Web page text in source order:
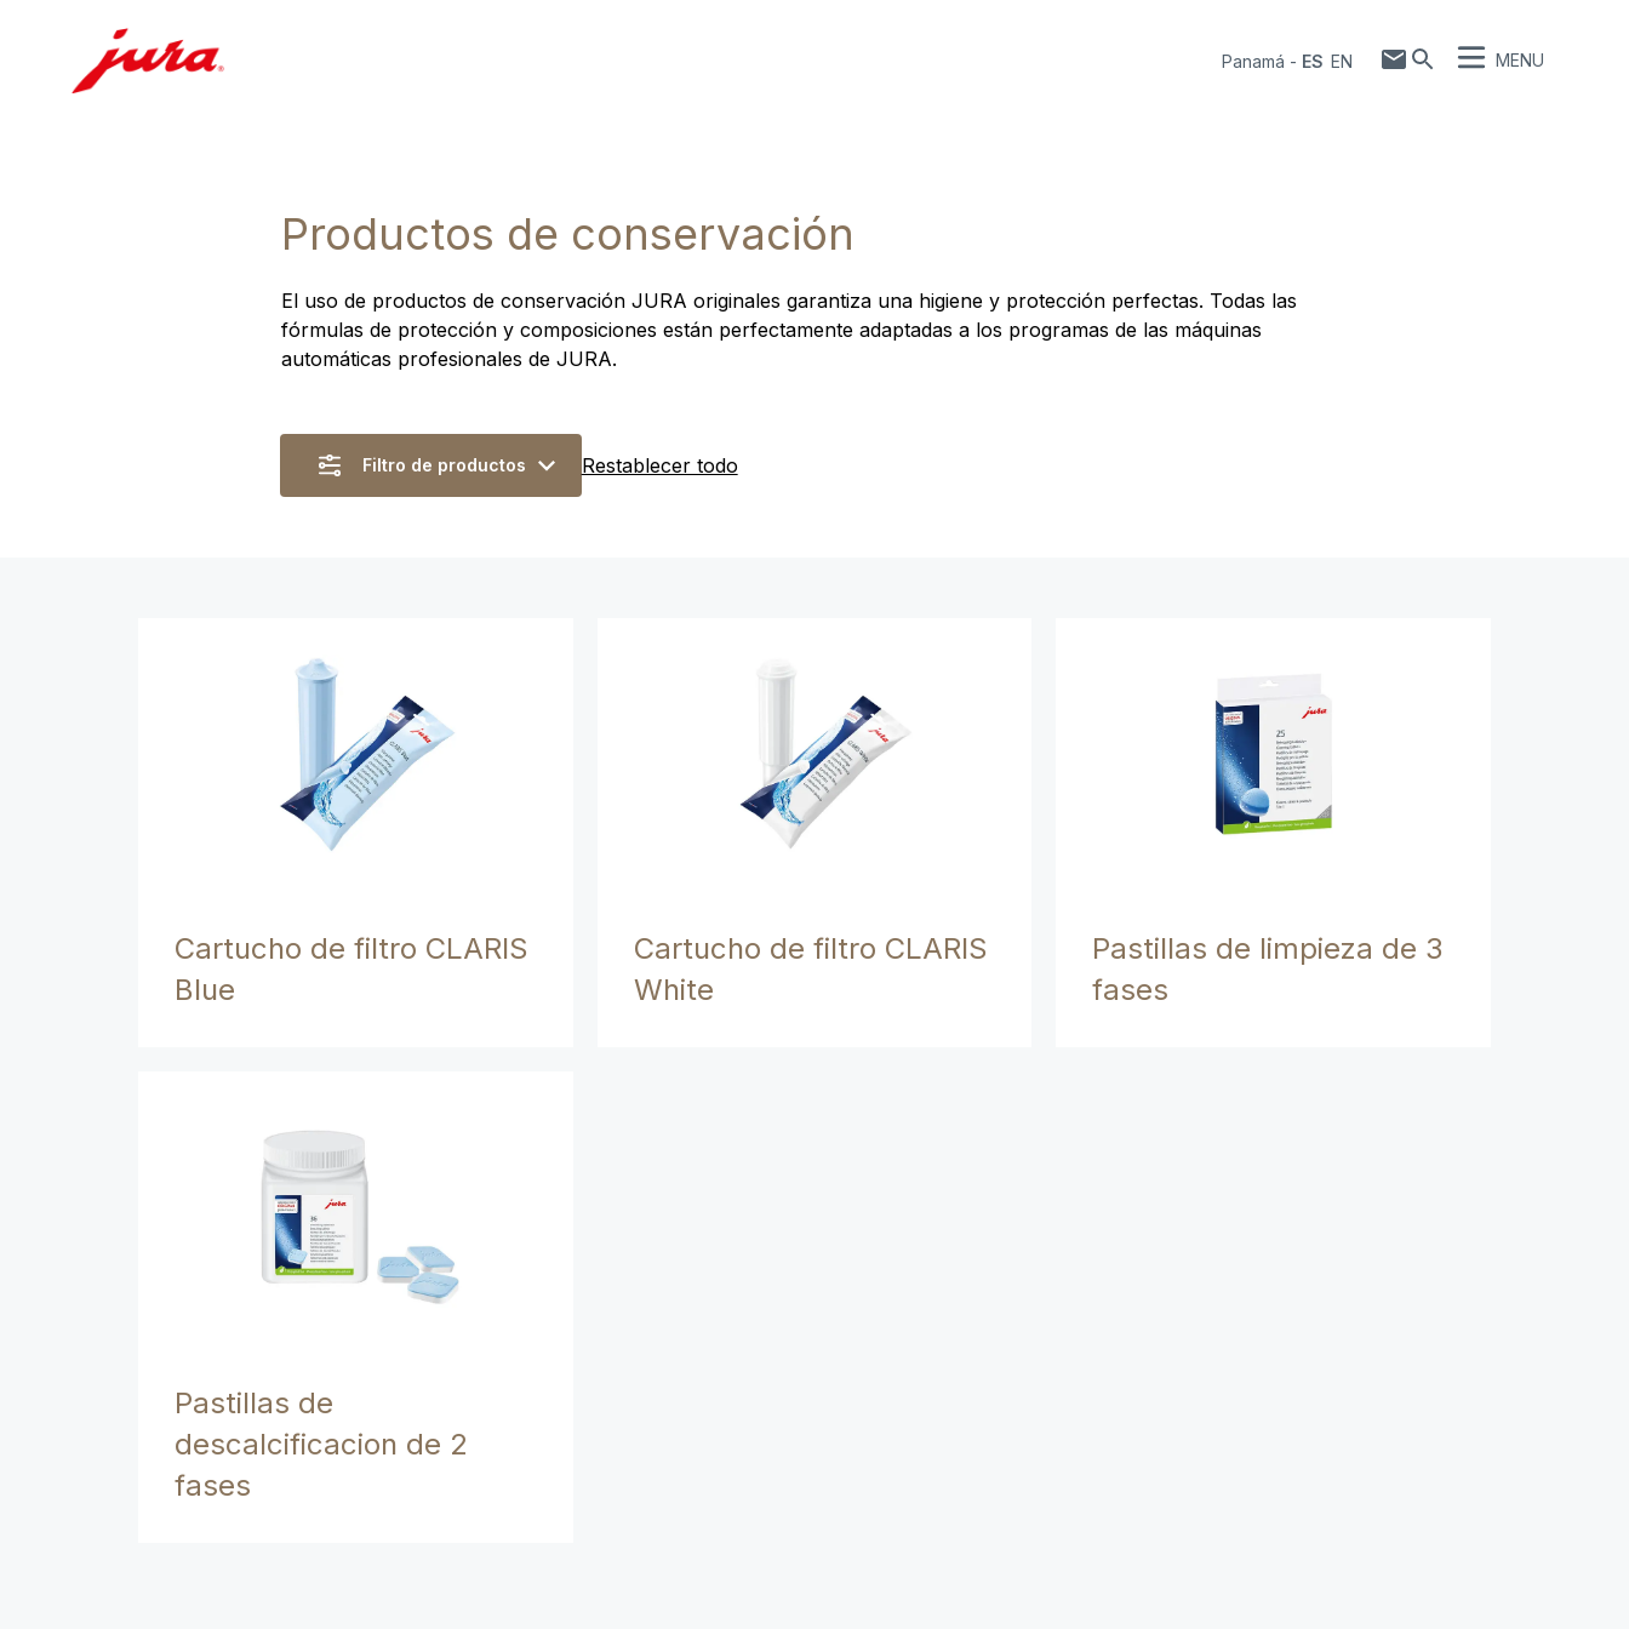
Panamá - ES EN MENU
Productos de conservación
El uso de productos de conservación JURA originales garantiza una higiene y protección perfectas. Todas las
fórmulas de protección y composiciones están perfectamente adaptadas a los programas de las máquinas
automáticas profesionales de JURA.
Filtro de productos Restablecer todo
Cartucho de filtro CLARIS
Blue
Cartucho de filtro CLARIS
White
Pastillas de limpieza de 3
fases
Pastillas de
descalcificacion de 2
fases